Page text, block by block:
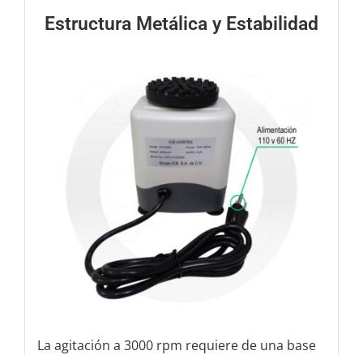
Estructura Metálica y Estabilidad
La agitación a 3000 rpm requiere de una base